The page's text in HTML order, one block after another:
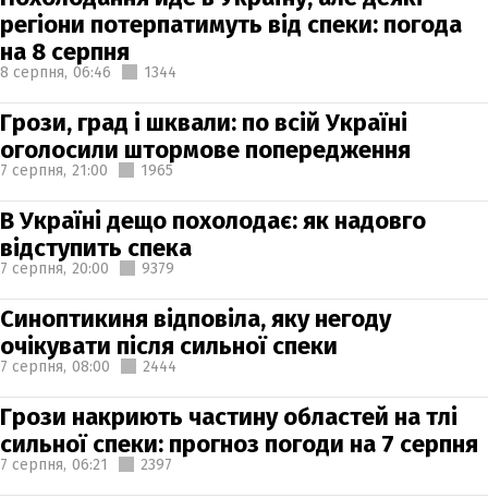
регіони потерпатимуть від спеки: погода
на 8 серпня
8 серпня, 06:46 1344
Грози, град і шквали: по всій Україні
оголосили штормове попередження
7 серпня, 21:00 1965
В Україні дещо похолодає: як надовго
відступить спека
7 серпня, 20:00 9379
Синоптикиня відповіла, яку негоду
очікувати після сильної спеки
7 серпня, 08:00 2444
Грози накриють частину областей на тлі
сильної спеки: прогноз погоди на 7 серпня
7 серпня, 06:21 2397